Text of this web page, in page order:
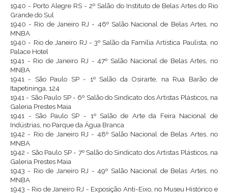
1940 - Porto Alegre RS - 2º Salão do Instituto de Belas Artes do Rio
Grande do Sul
1940 - Rio de Janeiro RJ - 46º Salão Nacional de Belas Artes, no
MNBA
1940 - Rio de Janeiro RJ - 3º Salão da Família Artística Paulista, no
Palace Hotel
1941 - Rio de Janeiro RJ - 47º Salão Nacional de Belas Artes, no
MNBA
1941 - São Paulo SP - 1º Salão da Osirarte, na Rua Barão de
Itapetininga, 124
1941 - São Paulo SP - 6º Salão do Sindicato dos Artistas Plásticos, na
Galeria Prestes Maia
1941 - São Paulo SP - 1º Salão de Arte da Feira Nacional de
Indústrias, no Parque da Água Branca
1942 - Rio de Janeiro RJ - 48º Salão Nacional de Belas Artes, no
MNBA
1942 - São Paulo SP - 7º Salão do Sindicato dos Artistas Plásticos, na
Galeria Prestes Maia
1943 - Rio de Janeiro RJ - 49º Salão Nacional de Belas Artes, no
MNBA
1943 - Rio de Janeiro RJ - Exposição Anti-Eixo, no Museu Histórico e